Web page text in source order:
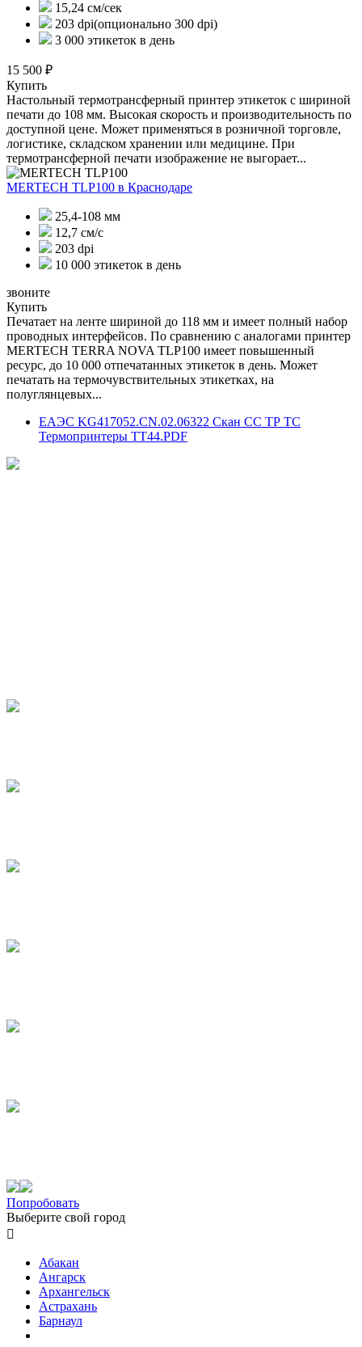
15,24 см/сек
203 dpi(опционально 300 dpi)
3 000 этикеток в день
15 500 ₽
Купить
Настольный термотрансферный принтер этикеток с шириной
печати до 108 мм. Высокая скорость и производительность по
доступной цене. Может применяться в розничной торговле,
логистике, складском хранении или медицине. При
термотрансферной печати изображение не выгорает...
MERTECH TLP100 в Краснодаре
25,4-108 мм
12,7 см/с
203 dpi
10 000 этикеток в день
звоните
Купить
Печатает на ленте шириной до 118 мм и имеет полный набор
проводных интерфейсов. По сравнению с аналогами принтер
MERTECH TERRA NOVA TLP100 имеет повышенный
ресурс, до 10 000 отпечатанных этикеток в день. Может
печатать на термочувствительных этикетках, на
полуглянцевых...
ЕАЭС KG417052.CN.02.06322 Скан СС ТР ТС
Термопринтеры ТТ44.PDF
Попробовать
Выберите свой город

Абакан
Ангарск
Архангельск
Астрахань
Барнаул